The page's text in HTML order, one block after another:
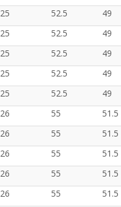
25 52.5 49
25 52.5 49
25 52.5 49
25 52.5 49
25 52.5 49
26 55 51.5
26 55 51.5
26 55 51.5
26 55 51.5
26 55 51.5